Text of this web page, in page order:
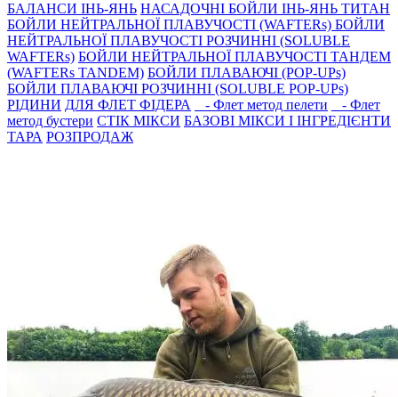
БАЛАНСИ ІНЬ-ЯНЬ НАСАДОЧНІ БОЙЛИ ІНЬ-ЯНЬ ТИТАН
БОЙЛИ НЕЙТРАЛЬНОÏ ПЛАВУЧОСТI (WAFTERs) БОЙЛИ
НЕЙТРАЛЬНОЇ ПЛАВУЧОСТІ РОЗЧИННІ (SOLUBLE
WAFTERs) БОЙЛИ НЕЙТРАЛЬНОЇ ПЛАВУЧОСТІ ТАНДЕМ
(WAFTERs TANDEM) БОЙЛИ ПЛАВАЮЧІ (POP-UPs)
БОЙЛИ ПЛАВАЮЧI РОЗЧИННI (SOLUBLE POP-UPs)
РIДИНИ ДЛЯ ФЛЕТ ФІДЕРА - Флет метод пелети
- Флет
метод бустери СТIК МIКСИ БАЗОВІ МІКСИ І ІНГРЕДІЄНТИ
ТАРА РОЗПРОДАЖ